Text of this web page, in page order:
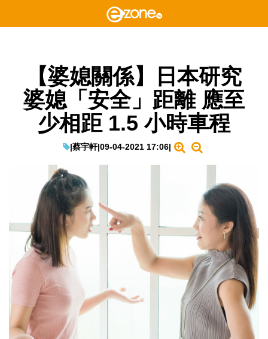
【婆媳關係】日本研究
婆媳「安全」距離 應至
少相距 1.5 小時車程
|蔡宇軒|09-04-2021 17:06|